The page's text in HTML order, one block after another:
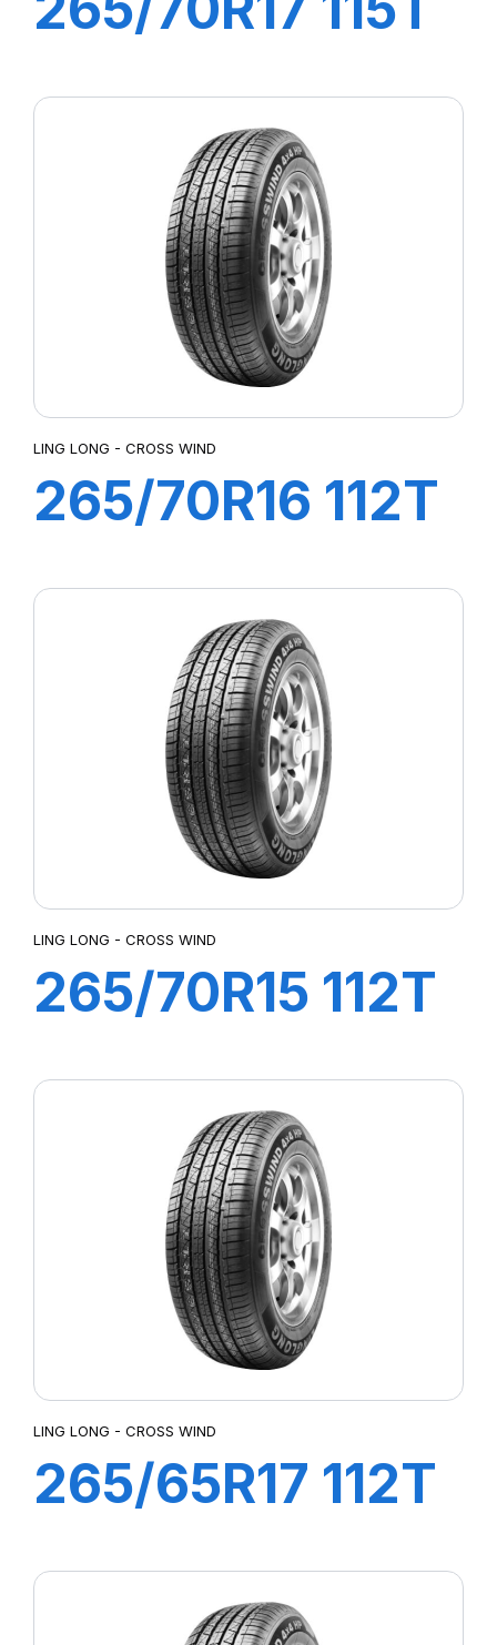
A/T (OWL)
LING LONG - CROSS WIND
265/70R16 112T
LING LONG - CROSS WIND
265/70R15 112T
AT100
LING LONG - CROSS WIND
265/65R17 112T
AT100